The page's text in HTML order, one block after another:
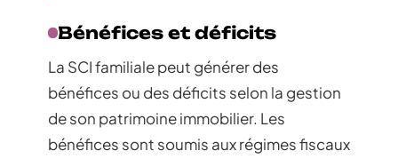
Bénéfices et déficits
La SCI familiale peut générer des
bénéfices ou des déficits selon la gestion
de son patrimoine immobilier. Les
bénéfices sont soumis aux régimes fiscaux